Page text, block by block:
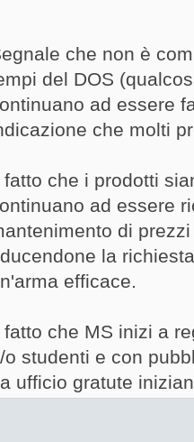
che non è
del DOS
ad essere
che molti
fatto che i prodotti
ad essere
di
la
efficace.
fatto che MS inizi a
o studenti e con
ufficio gratute